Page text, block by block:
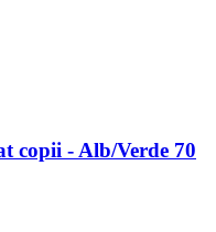
copii - Alb/Verde 70